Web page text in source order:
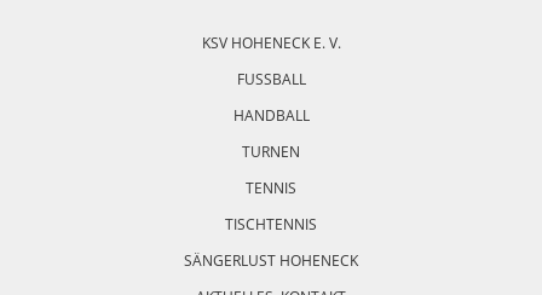
KSV HOHENECK E. V.
FUSSBALL
HANDBALL
TURNEN
TENNIS
TISCHTENNIS
SÄNGERLUST HOHENECK